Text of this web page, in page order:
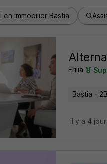
en immobilier Bastia
Erilia
Bastia - 2B
il y a 4